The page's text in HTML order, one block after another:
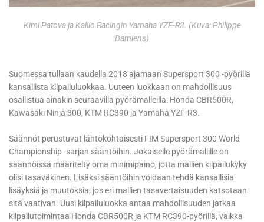
Kimi Patova ja Kallio Racingin Yamaha YZF-R3. (Kuva: Philippe
Damiens)
Suomessa tullaan kaudella 2018 ajamaan Supersport 300 -pyörillä
kansallista kilpailuluokkaa. Uuteen luokkaan on mahdollisuus
osallistua ainakin seuraavilla pyörämalleilla: Honda CBR500R,
Kawasaki Ninja 300, KTM RC390 ja Yamaha YZF-R3.
Säännöt perustuvat lähtökohtaisesti FIM Supersport 300 World
Championship -sarjan sääntöihin. Jokaiselle pyörämallille on
säännöissä määritelty oma minimipaino, jotta mallien kilpailukyky
olisi tasaväkinen. Lisäksi sääntöihin voidaan tehdä kansallisia
lisäyksiä ja muutoksia, jos eri mallien tasavertaisuuden katsotaan
sitä vaativan. Uusi kilpailuluokka antaa mahdollisuuden jatkaa
kilpailutoimintaa Honda CBR500R ja KTM RC390-pyörillä, vaikka